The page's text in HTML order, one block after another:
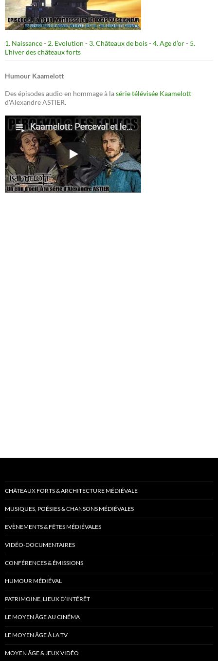
1. Naissance- 2. Evolution - 3. Châteaux de bois- 4. Age d’or- 5.
L’hiver des châteaux forts
Humour Kaamelott
Des épisodes audio en hommage à lasérie télévisée Kaamelott
d'Alexandre ASTIER.
CHÂTEAUX FORTS & ARCHITECTURE MÉDIÉVALE
MUSIQUES, POÉSIES & CHANSONS MÉDIÉVALES
EVÈNEMENTS & FÊTES MÉDIÉVALES
VIDÉO-DOCUMENTAIRES
CONFÉRENCES & ÉMISSIONS
HUMOUR MÉDIÉVAL
PATRIMOINE, LIEUX D’INTÉRÊT
LE MOYEN ÂGE AU CINÉMA
LE MOYEN ÂGE À LA TV
MOYEN ÂGE & JEUX VIDÉO